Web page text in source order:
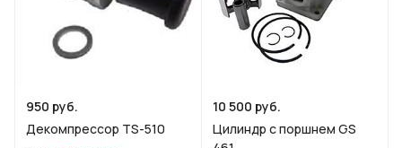
950 руб.
Декомпрессор TS-510
10 500 руб.
Цилиндр с поршнем GS